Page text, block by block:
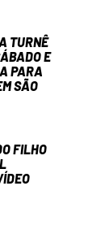
TURNÊ
E
PARA
SÃO
FILHO